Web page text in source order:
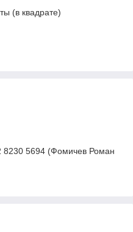
(в квадрате)
8230 5694 (Фомичев Роман